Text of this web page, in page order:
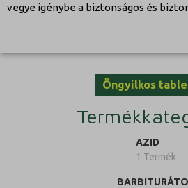
vegye igénybe a biztonságos és
Öngyilkos
AZID
1 Termék